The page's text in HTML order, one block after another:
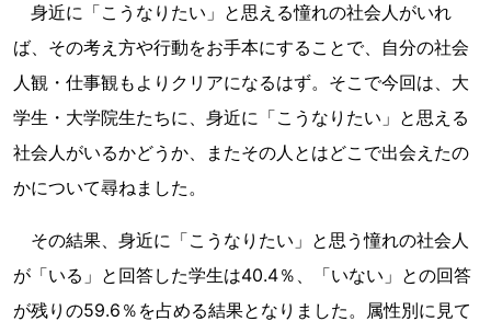
身近に「こうなりたい」と思える憧れの社会人がいれ
ば、その考え方や行動をお手本にすることで、自分の社会
人観・仕事観もよりクリアになるはず。そこで今回は、大
学生・大学院生たちに、身近に「こうなりたい」と思える
社会人がいるかどうか、またその人とはどこで出会えたの
かについて尋ねました。
その結果、身近に「こうなりたい」と思う憧れの社会人
が「いる」と回答した学生は40.4％、「いない」との回答
が残りの59.6％を占める結果となりました。属性別に見て